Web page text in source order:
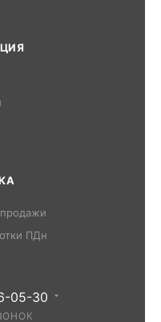
ПДн
05-30